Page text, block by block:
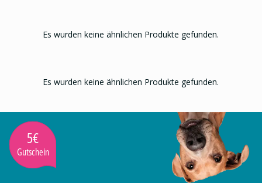
Es wurden keine ähnlichen Produkte gefunden.
Es wurden keine ähnlichen Produkte gefunden.
5€
Gutschein